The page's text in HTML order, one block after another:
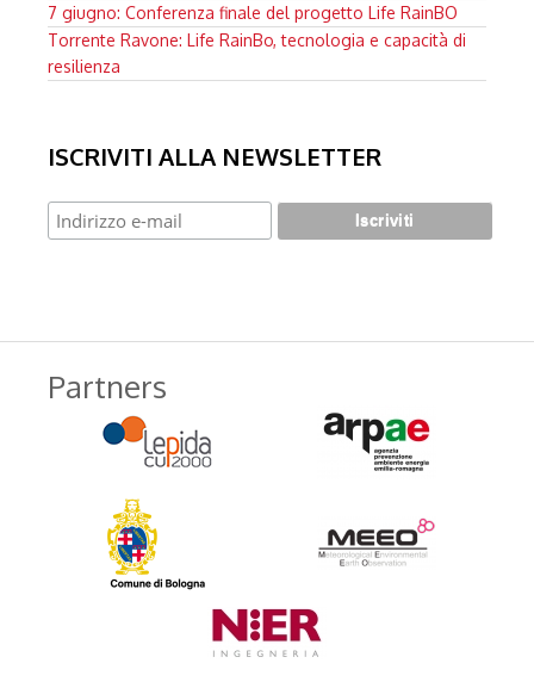
7 giugno: Conferenza finale del progetto Life RainBO
Torrente Ravone: Life RainBo, tecnologia e capacità di
resilienza
ISCRIVITI ALLA NEWSLETTER
Partners